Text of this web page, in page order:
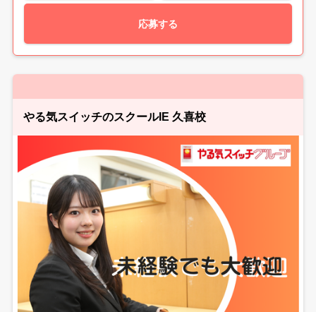
応募する
やる気スイッチのスクールIE 久喜校